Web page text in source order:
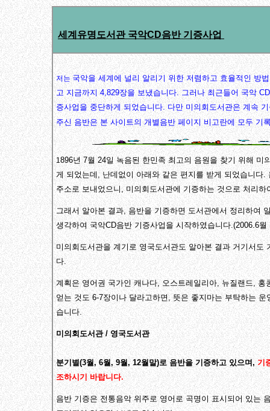
세계유명도서관 국악CD음반 기증사업
저는국악을 세계에 널리 알리기 위한 저렴하고 효율적인 방
고 지금까지 4,829장을 보냈습니다. 그러나 최근들어 국악
증사업을 중단하게 되었습니다. 다만 미의회도서관은 계속
주신 음반은 본 사이트의 개별음반 페이지 비고란에 모두 기
1896년 7월 24일 녹음된 한민족 최고의 음원을 찾기 위해
게 되었는데, 난데없이 아래와 같은 편지를 받게 되었습니다
주소로 보내었으니, 미의회도서관에 기증하는 것으로 처리
그래서 알아본 결과, 음반을 기증하면 도서관에서 정리하여
생각하여 국악CD음반 기증사업을 시작하였습니다.(2006.6월
미의회도서관을 계기로 영국도서관도 알아본 결과 거기서
다.
계획은 영어권 국가인 캐나다, 오스트레일리아, 뉴질랜드,
얻는 것도 6-7장이나 달라고하면, 뜻은 좋지마는 부탁하는
습니다.
미의회도서관 / 영국도서관
분기별(3월, 6월, 9월, 12월말)로 음반을 기증하고 있으며,기
조하시기 바랍니다.
음반 기증은 전통음악 위주로 영어로 곡명이 표시되어 있는